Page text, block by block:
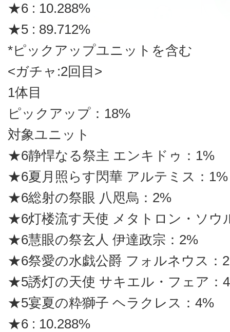
★6 : 10.288%
★5 : 89.712%
*ピックアップユニットを含む
<ガチャ:2回目>
1体目
ピックアップ：18%
対象ユニット
★6静悍なる祭主 エンキドゥ：1%
★6夏月照らす閃華 アルテミス：1%
★6総射の祭眼 八咫烏：2%
★6灯楼流す天使 メタトロン・ソウ
★6慧眼の祭玄人 伊達政宗：2%
★6祭愛の水戯公爵 フォルネウス：
★5誘灯の天使 サキエル・フェア：
★5宴夏の粋獅子 ヘラクレス：4%
★6 : 10.288%